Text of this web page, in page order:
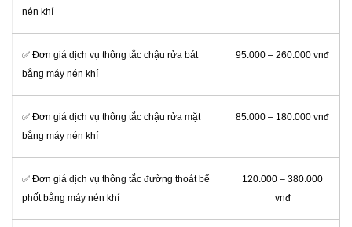
nén khí
✅ Đơn giá dịch vụ thông tắc chậu rửa bát
bằng máy nén khí
95.000 – 260.000 vnđ
✅ Đơn giá dịch vụ thông tắc chậu rửa mặt
bằng máy nén khí
85.000 – 180.000 vnđ
✅ Đơn giá dịch vụ thông tắc đường thoát bể
phốt bằng máy nén khí
120.000 – 380.000
vnđ